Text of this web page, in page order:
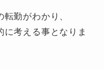
勤がわかり、
考える事となりま